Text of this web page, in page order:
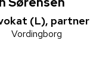
(L), partner
Vordingborg